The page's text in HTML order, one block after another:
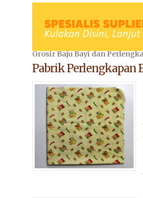
Grosir Baju Bayi dan
Pabrik Perlengkapan